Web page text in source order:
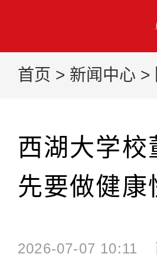
首页 > 新闻中心 >
西湖大学
先要做健康
2026-07-07 10:11